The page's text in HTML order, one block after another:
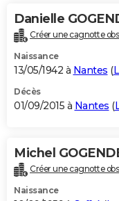
Danielle
Créer une cagnotte
Naissance
13/05/1942 à Nantes (
Décès
01/09/2015 à Nantes (
Michel
Créer une cagnotte
Naissance